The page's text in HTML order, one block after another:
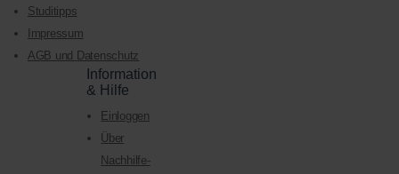
Studitipps
Impressum
AGB und Datenschutz
Information
& Hilfe
Einloggen
Über
Nachhilfe-